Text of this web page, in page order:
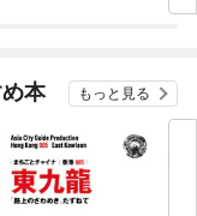
本 もっと見る